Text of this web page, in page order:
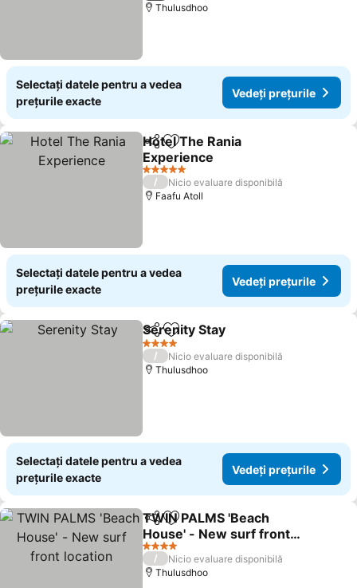
Thulusdhoo
Selectați datele pentru a vedea
prețurile exacte
Vedeți prețurile
DistribuițiAdăugaţi la favorite
Hotel The Rania
Experience
Vedeți prețurile
5 Stele
/
Nicio evaluare disponibilă
Faafu Atoll
Selectați datele pentru a vedea
prețurile exacte
Vedeți prețurile
DistribuițiAdăugaţi la favorite
Serenity Stay
4 Stele
/
Nicio evaluare disponibilă
Thulusdhoo
Selectați datele pentru a vedea
prețurile exacte
Vedeți prețurile
DistribuițiAdăugaţi la favorite
TWIN PALMS 'Beach
House' - New surf front
location
Vedeți prețurile
4 Stele
/
Nicio evaluare disponibilă
Thulusdhoo